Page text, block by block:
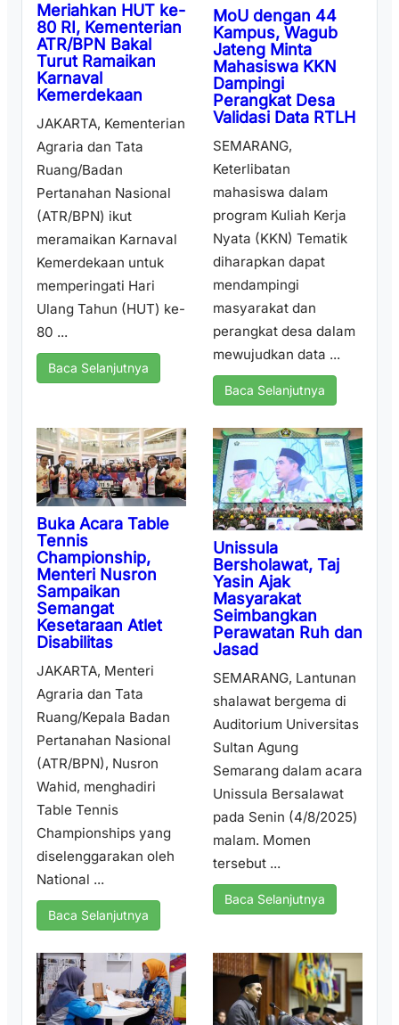
Meriahkan HUT ke-
80 RI, Kementerian
ATR/BPN Bakal
Turut Ramaikan
Karnaval
Kemerdekaan
JAKARTA, Kementerian
Agraria dan Tata
Ruang/Badan
Pertanahan Nasional
(ATR/BPN) ikut
meramaikan Karnaval
Kemerdekaan untuk
memperingati Hari
Ulang Tahun (HUT) ke-
80 ...
Baca Selanjutnya
MoU dengan 44
Kampus, Wagub
Jateng Minta
Mahasiswa KKN
Dampingi
Perangkat Desa
Validasi Data RTLH
SEMARANG,
Keterlibatan
mahasiswa dalam
program Kuliah Kerja
Nyata (KKN) Tematik
diharapkan dapat
mendampingi
masyarakat dan
perangkat desa dalam
mewujudkan data ...
Baca Selanjutnya
Buka Acara Table
Tennis
Championship,
Menteri Nusron
Sampaikan
Semangat
Kesetaraan Atlet
Disabilitas
JAKARTA, Menteri
Agraria dan Tata
Ruang/Kepala Badan
Pertanahan Nasional
(ATR/BPN), Nusron
Wahid, menghadiri
Table Tennis
Championships yang
diselenggarakan oleh
National ...
Baca Selanjutnya
Unissula
Bersholawat, Taj
Yasin Ajak
Masyarakat
Seimbangkan
Perawatan Ruh dan
Jasad
SEMARANG, Lantunan
shalawat bergema di
Auditorium Universitas
Sultan Agung
Semarang dalam acara
Unissula Bersalawat
pada Senin (4/8/2025)
malam. Momen
tersebut ...
Baca Selanjutnya